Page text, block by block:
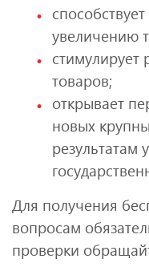
увеличению
стимулирует
товаров;
открывает
новых
результатам
Для получения
вопросам
проверки